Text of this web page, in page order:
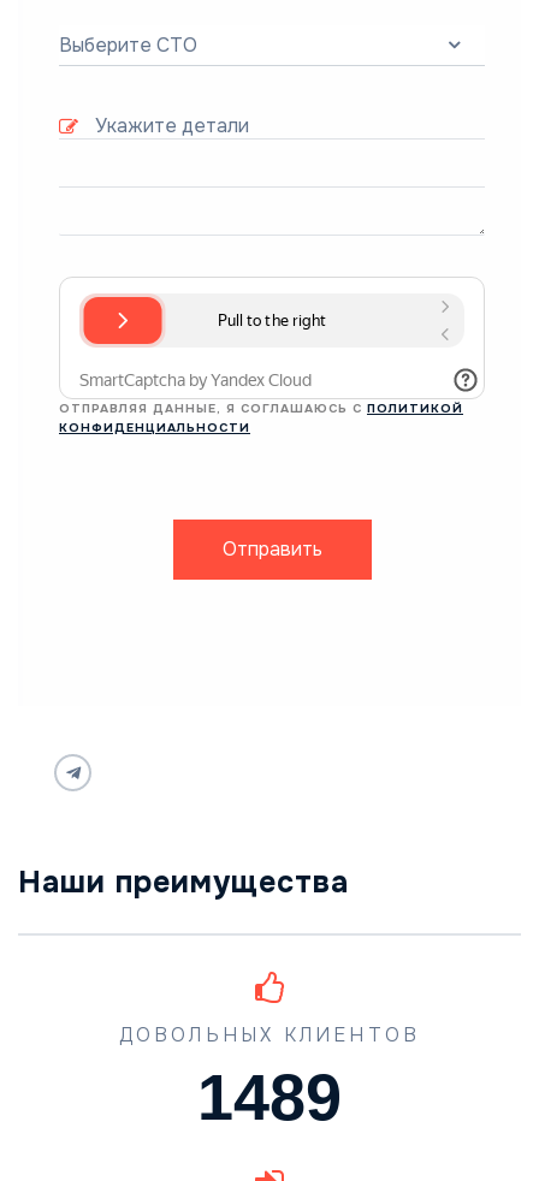
Выберите СТО
ОТПРАВЛЯЯ ДАННЫЕ, Я СОГЛАШАЮСЬ С ПОЛИТИКОЙ
КОНФИДЕНЦИАЛЬНОСТИ
Отправить
Наши преимущества
ДОВОЛЬНЫХ КЛИЕНТОВ
1489